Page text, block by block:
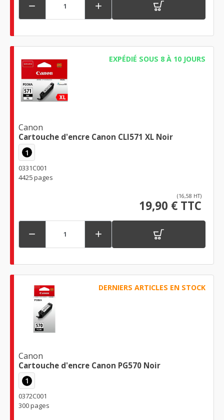
 
EXPÉDIÉ SOUS 8 À 10 JOURS
Canon
Cartouche d'encre Canon CLI571 XL Noir
1
0331C001
4425 pages
(16,58 HT)
19,90 € TTC
 
DERNIERS ARTICLES EN STOCK
Canon
Cartouche d'encre Canon PG570 Noir
1
0372C001
300 pages